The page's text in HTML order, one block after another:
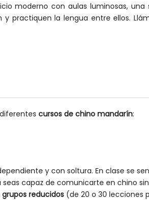
moderno con aulas luminosas,
practiquen la lengua entre ellos.
cursos de chino mandarín:
y con soltura. En clase se
capaz de comunicarte en chino
reducidos (de 20 o 30 lecciones